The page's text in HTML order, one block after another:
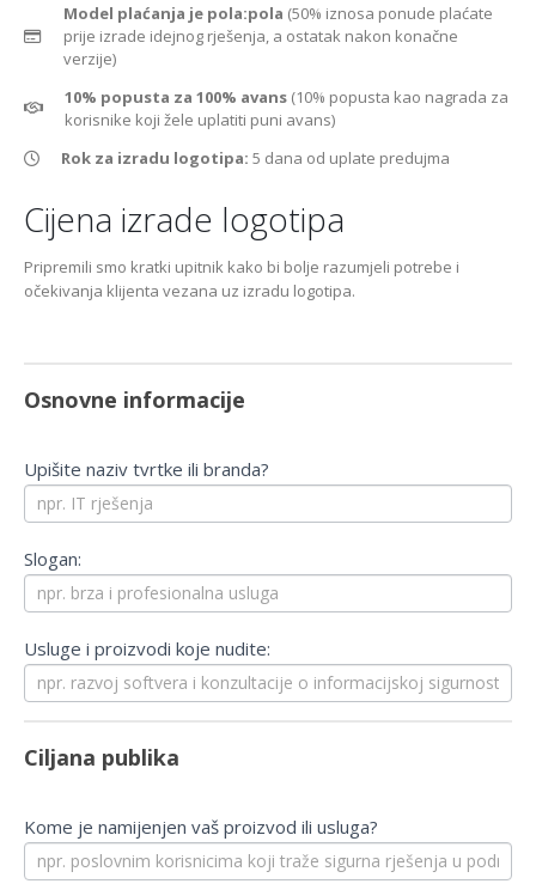
Model plaćanja je pola:pola (50% iznosa ponude plaćate
prije izrade idejnog rješenja, a ostatak nakon konačne
verzije)
10% popusta za 100% avans (10% popusta kao nagrada za
korisnike koji žele uplatiti puni avans)
Rok za izradu logotipa: 5 dana od uplate predujma
Cijena izrade logotipa
Pripremili smo kratki upitnik kako bi bolje razumjeli potrebe i
očekivanja klijenta vezana uz izradu logotipa.
Osnovne informacije
Upišite naziv tvrtke ili branda?
Slogan:
Usluge i proizvodi koje nudite:
Ciljana publika
Kome je namijenjen vaš proizvod ili usluga?